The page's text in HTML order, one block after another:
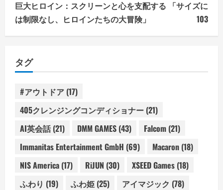
巨大ヒロイン：スクリーンと心を支配する 「サイズに
は制限なし、ヒロインたちの大冒険」
103
タグ
#アウトドア (17)
405クレンジングコンディショナー (21)
AI英会話(21) DMM GAMES (43) Falcom (21)
Immanitas Entertainment GmbH (69) Macaron (18)
NIS America (17) RiJUN (30) XSEED Games (18)
ふわり (19) ふわ姫 (25) アイマジック (78)